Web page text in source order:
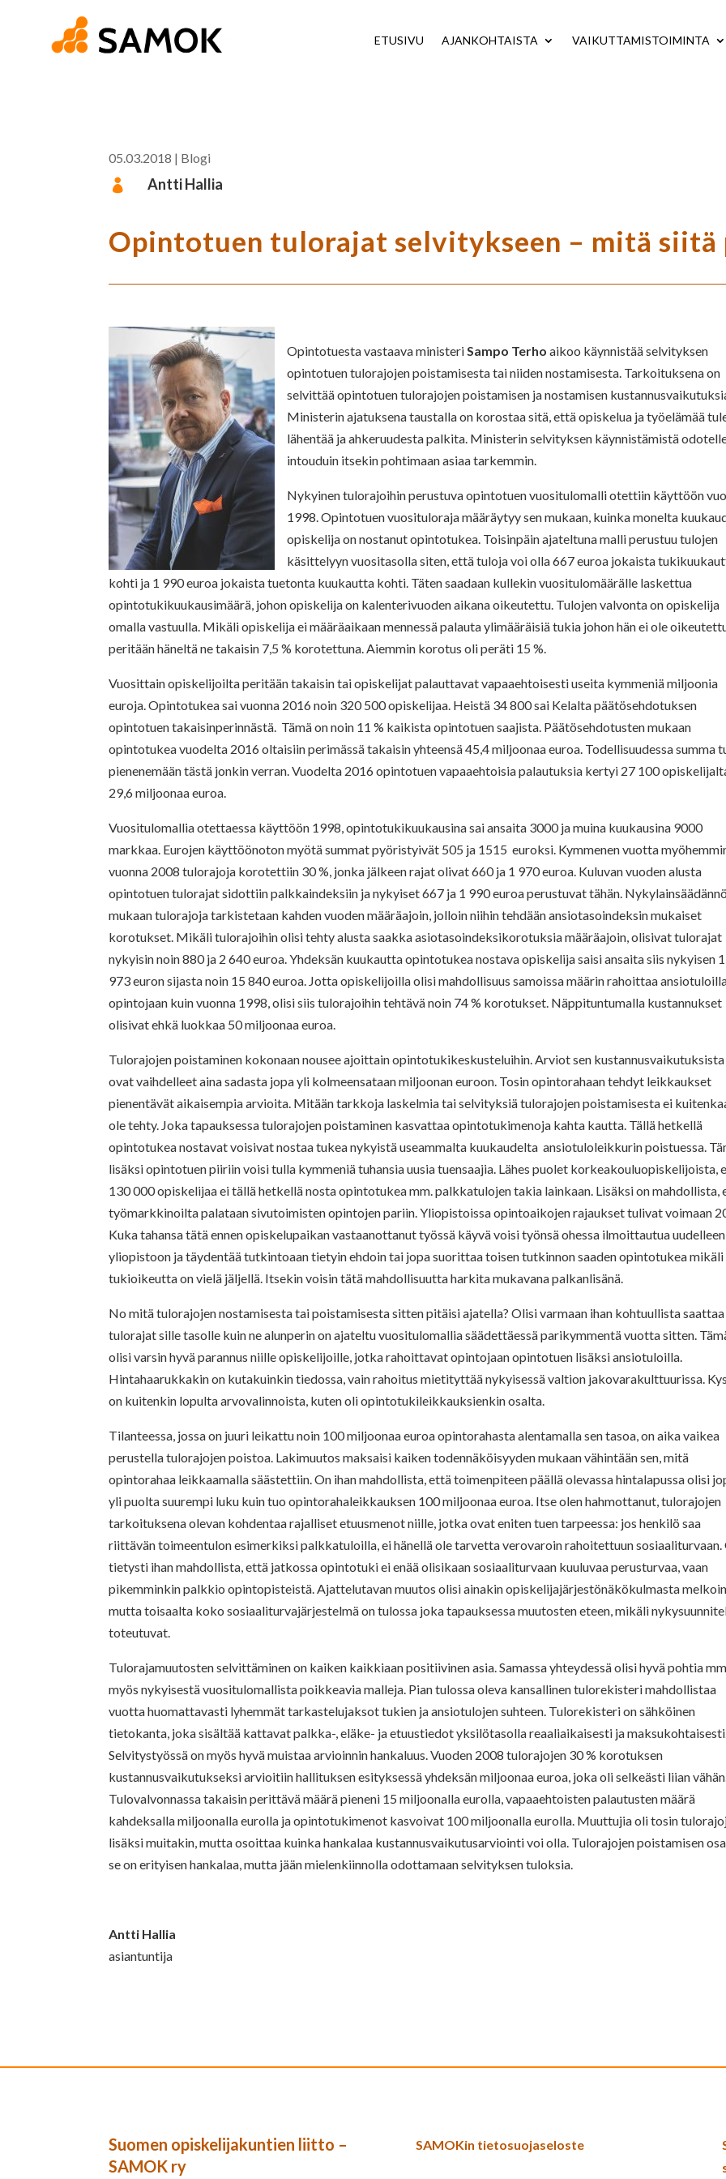
ETUSIVU AJANKOHTAISTA VAIKUTTAMISTOIMINTA
05.03.2018 | Blogi
 Antti Hallia
Opintotuen tulorajat selvitykseen – mitä siitä
Opintotuesta vastaava ministeri Sampo Terhoaikoo käynnistää selvityksen
opintotuen tulorajojen poistamisesta tai niiden nostamisesta. Tarkoituksena on
selvittääopintotuen tulorajojen poistamisen ja nostamisen
Ministerin ajatuksena taustalla on korostaa sitä, että opiskelua ja työelämää
lähentää ja ahkeruudesta palkita. Ministerin selvityksen käynnistämistä
intouduin itsekin pohtimaan asiaa tarkemmin.
Nykyinen tulorajoihin perustuva opintotuen vuositulomalli otettiin käyttöön
1998.Opintotuen vuosituloraja määräytyy sen mukaan, kuinka monelta
opiskelija on nostanut opintotukea. Toisinpäin ajateltunamalli perustuu tulojen
käsittelyyn vuositasollasiten, että tuloja voi olla 667 euroa jokaista
kohti ja 1 990 euroa jokaista tuetonta kuukautta kohti. Täten saadaan kullekin vuositulomäärälle laskettua
opintotukikuukausimäärä, johon opiskelija on kalenterivuoden aikana oikeutettu. Tulojen valvonta on opiskelija
omalla vastuulla. Mikäli opiskelija ei määräaikaan mennessä palauta ylimääräisiä tukia johon hän ei ole
peritään häneltä ne takaisin 7,5 % korotettuna. Aiemmin korotus oli peräti 15 %.
Vuosittain opiskelijoilta peritään takaisin tai opiskelijat palauttavat vapaaehtoisesti useita kymmeniä miljoonia
euroja.Opintotukea sai vuonna 2016 noin 320 500 opiskelijaa. Heistä 34 800 sai Kelalta päätösehdotuksen
opintotuen takaisinperinnästä. Tämä on noin 11 % kaikista opintotuen saajista. Päätösehdotusten mukaan
opintotukea vuodelta 2016 oltaisiin perimässä takaisin yhteensä 45,4 miljoonaa euroa. Todellisuudessa summa
pienenemään tästä jonkin verran. Vuodelta 2016 opintotuen vapaaehtoisia palautuksia kertyi 27 100
29,6 miljoonaa euroa.
Vuositulomallia otettaessa käyttöön 1998, opintotukikuukausina sai ansaita 3000 ja muina kuukausina 9000
markkaa. Eurojen käyttöönoton myötä summat pyöristyivät 505 ja 1515 euroksi. Kymmenen vuotta
vuonna 2008 tulorajoja korotettiin 30 %, jonka jälkeen rajat olivat 660 ja 1 970 euroa. Kuluvan vuoden alusta
opintotuen tulorajat sidottiin palkkaindeksiin ja nykyiset 667 ja 1 990 euroa perustuvat tähän.
mukaan tulorajoja tarkistetaan kahden vuoden määräajoin, jolloin niihin tehdään ansiotasoindeksin mukaiset
korotukset. Mikäli tulorajoihin olisi tehty alusta saakka asiotasoindeksikorotuksia määräajoin, olisivat tulorajat
nykyisin noin880 ja 2 640 euroa. Yhdeksän kuukautta opintotukea nostava opiskelija saisi ansaita siis nykyisen
973 euron sijasta noin 15 840euroa. Jotta opiskelijoilla olisi mahdollisuus samoissa määrin rahoittaa
opintojaan kuin vuonna 1998, olisi siis tulorajoihin tehtävä noin 74 % korotukset. Näppituntumalla kustannukset
olisivat ehkä luokkaa 50 miljoonaa euroa.
Tulorajojen poistaminen kokonaan nousee ajoittain opintotukikeskusteluihin. Arviot sen kustannusvaikutuksista
ovat vaihdelleet aina sadasta jopa yli kolmeensataan miljoonan euroon. Tosin opintorahaan tehdyt leikkaukset
pienentävät aikaisempia arvioita. Mitään tarkkoja laskelmia tai selvityksiä tulorajojen poistamisesta ei
ole tehty. Joka tapauksessa tulorajojen poistaminen kasvattaa opintotukimenoja kahta kautta. Tällä hetkellä
opintotukea nostavat voisivat nostaa tukea nykyistä useammalta kuukaudelta ansiotuloleikkurin poistuessa.
lisäksi opintotuen piiriin voisi tulla kymmeniä tuhansia uusia tuensaajia. Lähes puolet korkeakouluopiskelijoista,
130 000 opiskelijaa ei tällä hetkellä nosta opintotukea mm. palkkatulojen takia lainkaan. Lisäksi on mahdollista,
työmarkkinoilta palataan sivutoimisten opintojen pariin. Yliopistoissa opintoaikojen rajaukset tulivat voimaan
Kuka tahansa tätä ennen opiskelupaikan vastaanottanut työssä käyvä voisi työnsä ohessa ilmoittautua uudelleen
yliopistoon ja täydentää tutkintoaan tietyin ehdoin tai jopa suorittaa toisen tutkinnon saaden opintotukea mikäli
tukioikeutta on vielä jäljellä. Itsekin voisin tätä mahdollisuutta harkita mukavana palkanlisänä.
No mitä tulorajojen nostamisesta tai poistamisesta sitten pitäisi ajatella? Olisi varmaan ihan kohtuullista saattaa
tulorajat sille tasolle kuin ne alunperin on ajateltu vuositulomallia säädettäessä parikymmentä vuotta sitten.
olisi varsin hyvä parannus niille opiskelijoille, jotka rahoittavat opintojaan opintotuen lisäksi ansiotuloilla.
Hintahaarukkakin on kutakuinkin tiedossa, vain rahoitus mietityttää nykyisessä valtion jakovarakulttuurissa.
on kuitenkin lopulta arvovalinnoista, kuten oli opintotukileikkauksienkin osalta.
Tilanteessa, jossa on juuri leikattu noin 100 miljoonaa euroa opintorahasta alentamalla sen tasoa, on aika vaikea
perustella tulorajojen poistoa. Lakimuutos maksaisi kaiken todennäköisyyden mukaan vähintään sen, mitä
opintorahaa leikkaamalla säästettiin. On ihan mahdollista, että toimenpiteen päällä olevassa hintalapussa olisi
yli puolta suurempi luku kuin tuo opintorahaleikkauksen 100 miljoonaa euroa. Itse olen hahmottanut, tulorajojen
tarkoituksena olevan kohdentaa rajalliset etuusmenot niille, jotka ovat eniten tuen tarpeessa: jos henkilö saa
riittävän toimeentulon esimerkiksi palkkatuloilla, ei hänellä ole tarvetta verovaroin rahoitettuun sosiaaliturvaan.
tietysti ihan mahdollista, että jatkossa opintotuki ei enää olisikaan sosiaaliturvaan kuuluvaa perusturvaa, vaan
pikemminkin palkkio opintopisteistä. Ajattelutavan muutos olisi ainakin opiskelijajärjestönäkökulmasta
mutta toisaalta koko sosiaaliturvajärjestelmä on tulossa joka tapauksessa muutosten eteen, mikäli
toteutuvat.
Tulorajamuutosten selvittäminen on kaiken kaikkiaan positiivinen asia. Samassa yhteydessä olisi hyvä pohtia mm.
myös nykyisestä vuositulomallista poikkeavia malleja. Pian tulossa oleva kansallinen tulorekisteri mahdollistaa
vuotta huomattavasti lyhemmät tarkastelujaksot tukien ja ansiotulojen suhteen. Tulorekisteri on sähköinen
tietokanta, joka sisältää kattavat palkka-, eläke- ja etuustiedot yksilötasolla reaaliaikaisesti ja maksukohtaisesti.
Selvitystyössä on myös hyvä muistaa arvioinnin hankaluus. Vuoden 2008 tulorajojen 30 % korotuksen
kustannusvaikutukseksi arvioitiin hallituksen esityksessä yhdeksän miljoonaa euroa, joka oli selkeästi liian vähän.
Tulovalvonnassa takaisin perittävä määrä pieneni 15 miljoonalla eurolla, vapaaehtoisten palautusten määrä
kahdeksalla miljoonalla eurolla ja opintotukimenot kasvoivat 100 miljoonalla eurolla. Muuttujia oli tosin
lisäksi muitakin, mutta osoittaa kuinka hankalaa kustannusvaikutusarviointi voi olla. Tulorajojen poistamisen
se on erityisen hankalaa, mutta jään mielenkiinnolla odottamaan selvityksen tuloksia.
Antti Hallia
asiantuntija
Suomen opiskelijakuntien liitto –
SAMOK ry
SAMOKin tietosuojaseloste